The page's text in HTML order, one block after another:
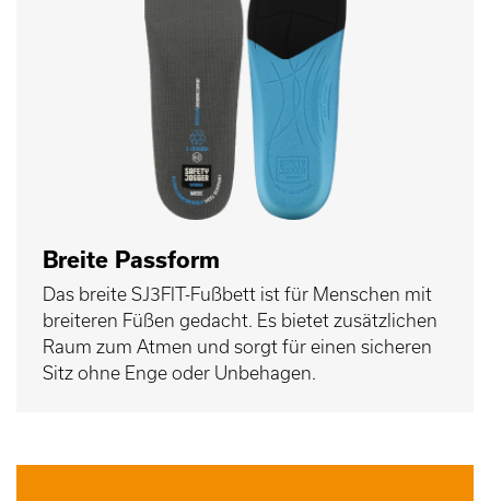
Breite Passform
Das breite SJ3FIT-Fußbett ist für Menschen mit
breiteren Füßen gedacht. Es bietet zusätzlichen
Raum zum Atmen und sorgt für einen sicheren
Sitz ohne Enge oder Unbehagen.